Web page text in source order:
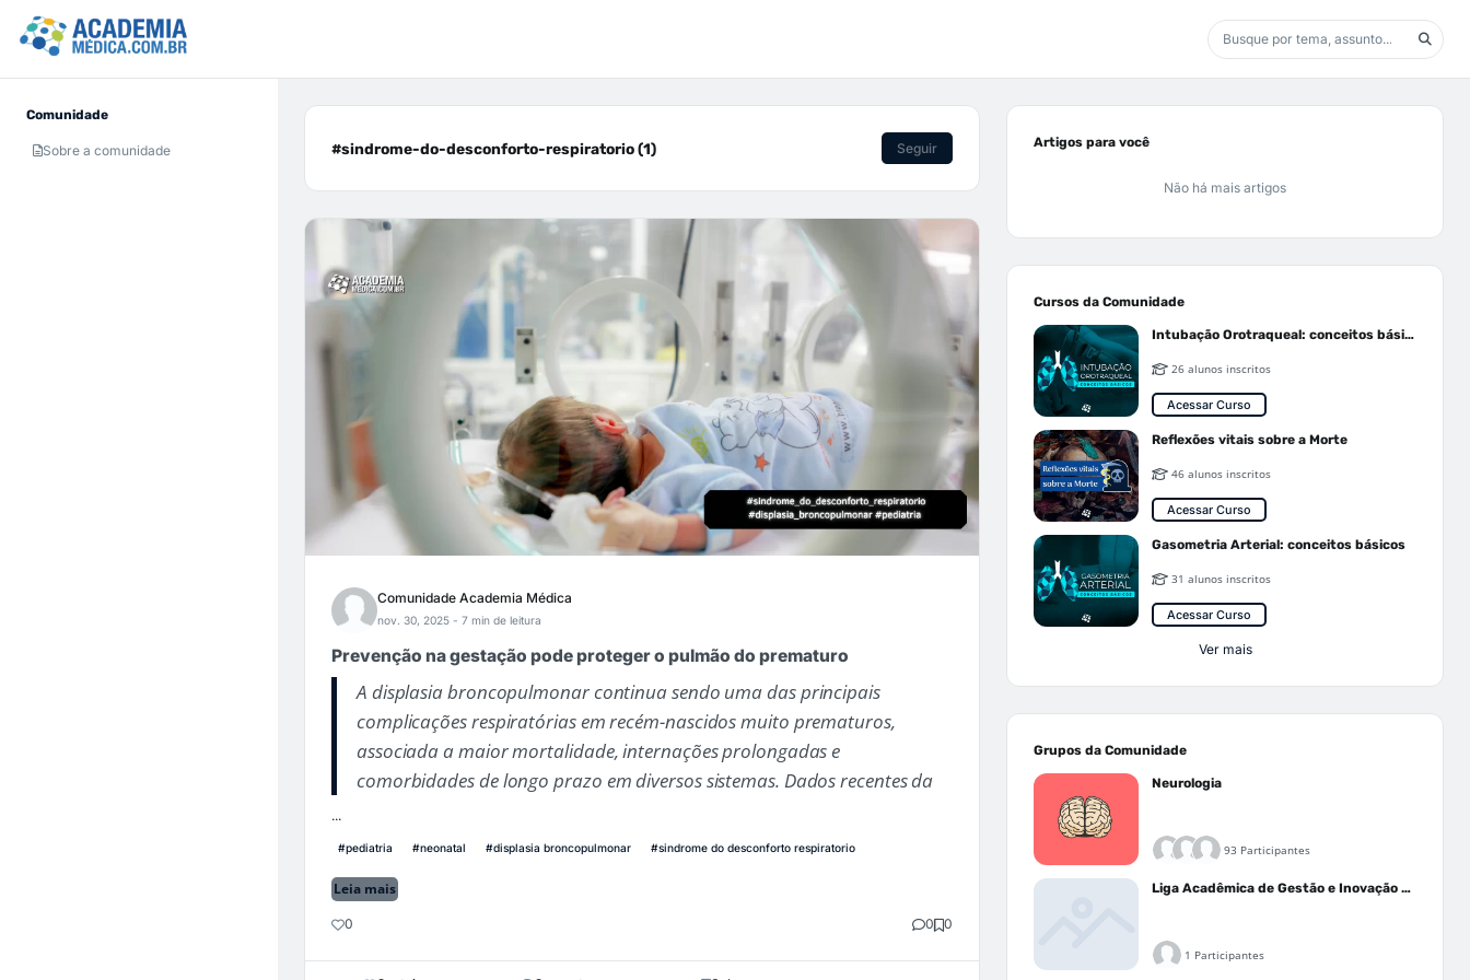
Comunidade
Sobre a comunidade #sindrome-do-desconforto-respiratorio (1) Seguir
Comunidade Academia Médica
nov. 30, 2025 - 7 min de leitura
Prevenção na gestação pode proteger o pulmão do prematuro
A displasia broncopulmonar continua sendo uma das principais
complicações respiratórias em recém-nascidos muito prematuros,
associada a maior mortalidade, internações prolongadas e
comorbidades de longo prazo em diversos sistemas. Dados recentes da
...
#pediatria #neonatal #displasia broncopulmonar #sindrome do desconforto respiratorio
Leia mais
0 0 0
Artigos para você
Não há mais artigos
Cursos da Comunidade
Intubação Orotraqueal: conceitos básicos
26 alunos inscritos
Acessar Curso
Reflexões vitais sobre a Morte
46 alunos inscritos
Acessar Curso
Gasometria Arterial: conceitos básicos
31 alunos inscritos
Acessar Curso
Ver mais
Grupos da Comunidade
Neurologia
93 Participantes
Liga Acadêmica de Gestão e Inovação Médica - LAGIM
1 Participantes